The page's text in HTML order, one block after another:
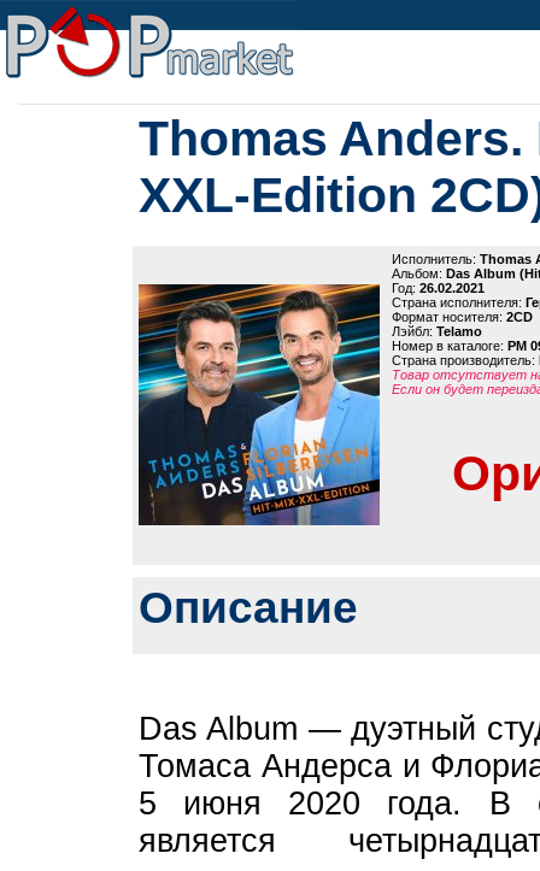
Thomas
XXL-Edition
Исполнитель: Thomas
Альбом: Das Album
Год: 26.02.2021
Страна исполнителя:
Формат носителя: 2CD
Лэйбл: Telamo
Номер в каталоге: PM
Страна производитель:
Товар отсутствует
Если он будет
Описание
Das Album — дуэтный
Томаса Андерса и
5 июня 2020 года. В
является